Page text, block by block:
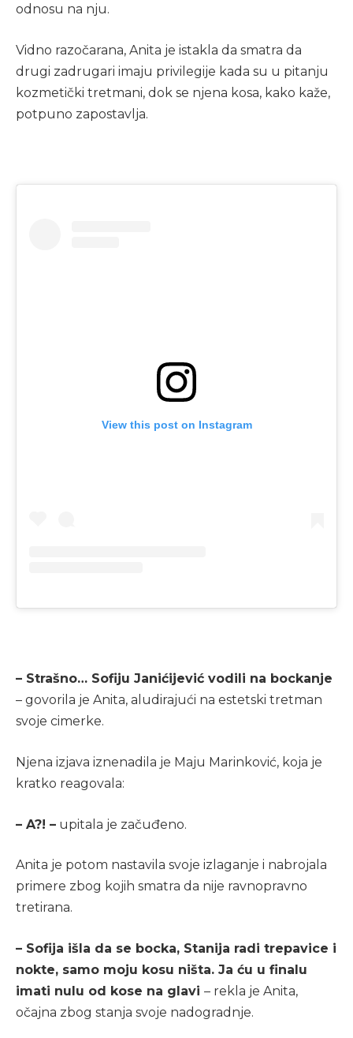
odnosu na nju.
Vidno razočarana, Anita je istakla da smatra da
drugi zadrugari imaju privilegije kada su u pitanju
kozmetički tretmani, dok se njena kosa, kako kaže,
potpuno zapostavlja.
View this post on Instagram
– Strašno… Sofiju Janićijević vodili na bockanje
– govorila je Anita, aludirajući na estetski tretman
svoje cimerke.
Njena izjava iznenadila je Maju Marinković, koja je
kratko reagovala:
– A?! – upitala je začuđeno.
Anita je potom nastavila svoje izlaganje i nabrojala
primere zbog kojih smatra da nije ravnopravno
tretirana.
– Sofija išla da se bocka, Stanija radi trepavice i
nokte, samo moju kosu ništa. Ja ću u finalu
imati nulu od kose na glavi – rekla je Anita,
očajna zbog stanja svoje nadogradnje.